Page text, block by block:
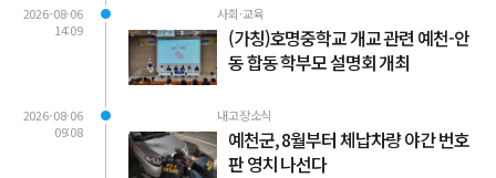
2026-08-06
14:09
사회·교육
(가칭)호명중학교 개교 관련 예천-안
동 합동 학부모 설명회 개최
2026-08-06
09:08
내고장소식
예천군, 8월부터 체납차량 야간 번호
판 영치 나선다